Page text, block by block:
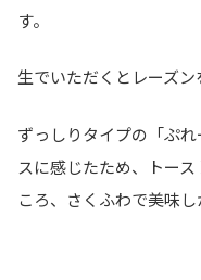
す。
生でいただくとレーズン
ずっしりタイプの「ぷ
スに感じたため、トー
ころ、さくふわで美味し